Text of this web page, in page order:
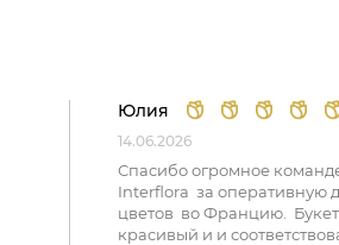
Юлия
14.06.2026
Спасибо огромное
Interflora за оперативную
цветов во Францию.
красивый и и